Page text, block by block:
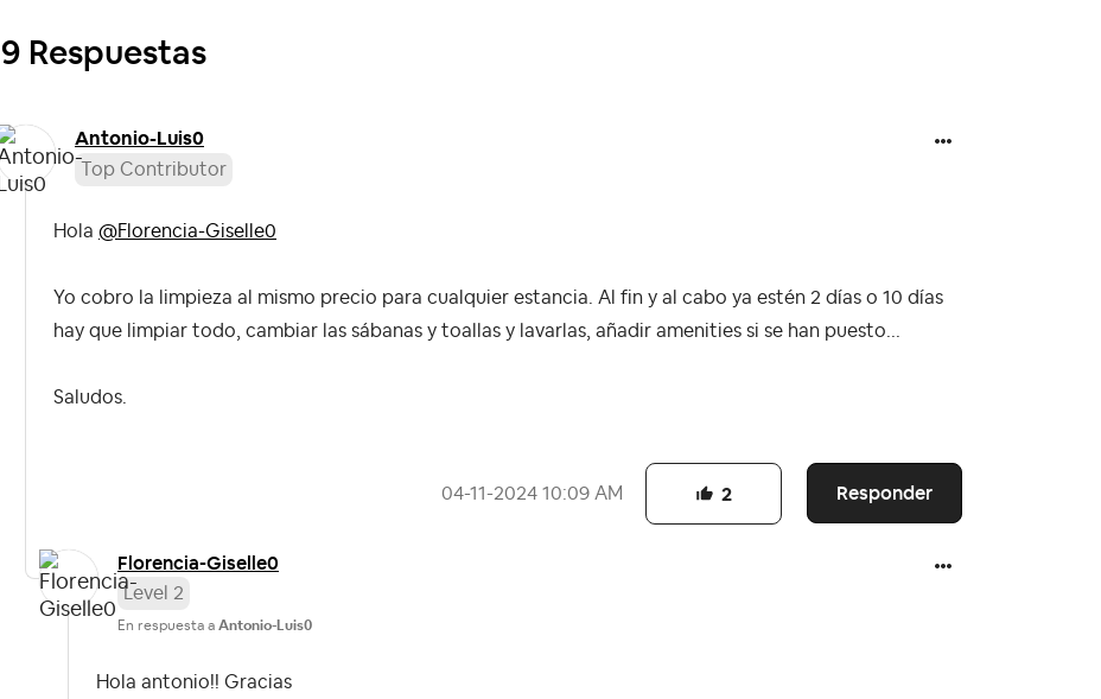
9 Respuestas
Antonio-Luis0
Top Contributor
Hola @Florencia-Giselle0
Yo cobro la limpieza al mismo precio para cualquier estancia. Al fin y al cabo ya estén 2 días o 10 días
hay que limpiar todo, cambiar las sábanas y toallas y lavarlas, añadir amenities si se han puesto...
Saludos.
‎04-11-2024 10:09 AM Responder
2
Florencia-Giselle0
Level 2
En respuesta a Antonio-Luis0
Hola antonio!! Gracias